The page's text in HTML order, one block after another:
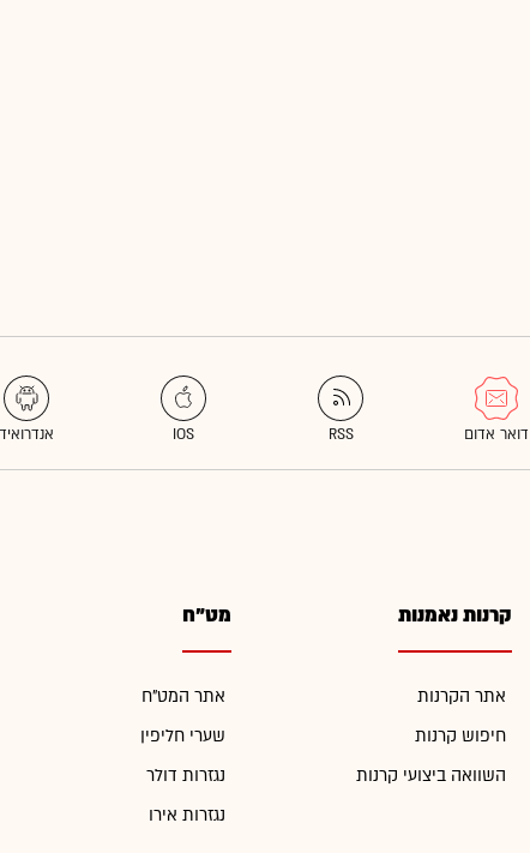
קרנות נאמנות
אתר הקרנות
חיפוש קרנות
השוואה ביצועי קרנות
מט"ח
אתר המט"ח
שערי חליפין
נגזרות דולר
נגזרות אירו